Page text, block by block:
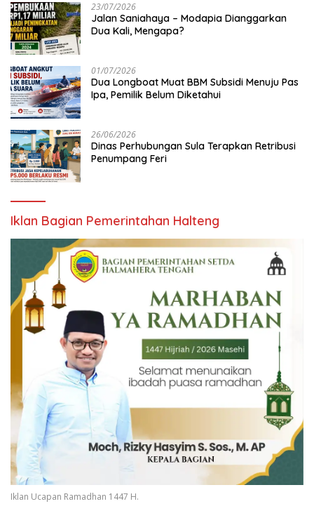
23/07/2026
Jalan Saniahaya – Modapia Dianggarkan
Dua Kali, Mengapa?
01/07/2026
Dua Longboat Muat BBM Subsidi Menuju Pas
Ipa, Pemilik Belum Diketahui
26/06/2026
Dinas Perhubungan Sula Terapkan Retribusi
Penumpang Feri
Iklan Bagian Pemerintahan Halteng
Iklan Ucapan Ramadhan 1447 H.